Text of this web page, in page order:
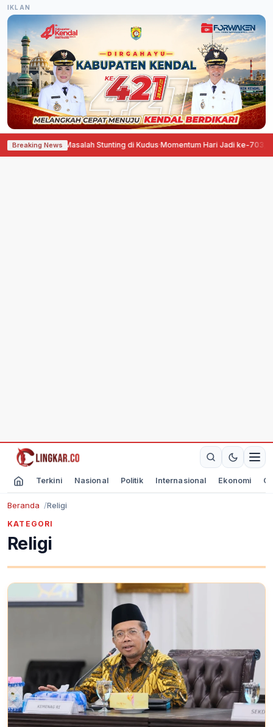
IKLAN
Breaking News
Masalah Stunting di Kudus·Momentum Hari Jadi ke-703, Pemkab Pati
Terkini Nasional Politik Internasional Ekonomi
Beranda Religi
KATEGORI
Religi